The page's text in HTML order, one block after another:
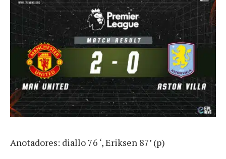
Anotadores: diallo 76 ‘, Eriksen 87’ (p)